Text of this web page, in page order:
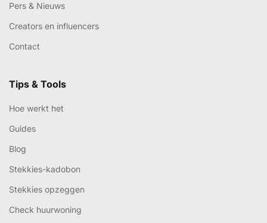
Pers & Nieuws
Creators en influencers
Contact
Tips & Tools
Hoe werkt het
Guides
Blog
Stekkies-kadobon
Stekkies opzeggen
Check huurwoning